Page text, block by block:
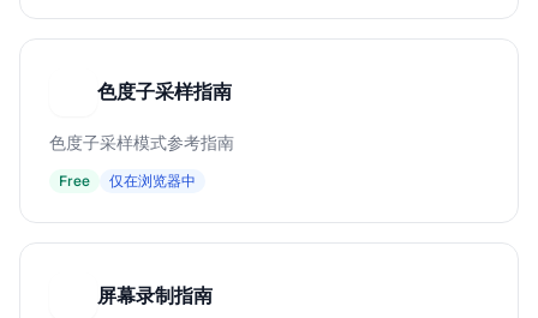
色度子采样指南
色度子采样模式参考指南
Free 仅在浏览器中
屏幕录制指南